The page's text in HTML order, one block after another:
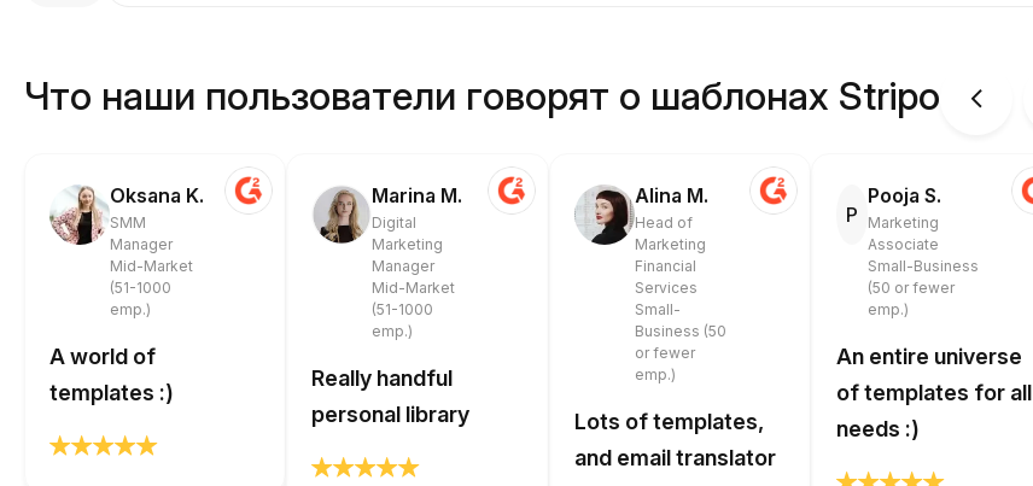
Что наши пользователи говорят о шаблонах Stripo
Oksana K.
SMM
Manager
Mid-Market
(51-1000
emp.)
A world of
templates :)
Marina M.
Digital
Marketing
Manager
Mid-Market
(51-1000
emp.)
Really handful
personal library
Alina M.
Head of
Marketing
Financial
Services
Small-
Business (50
or fewer
emp.)
Lots of templates,
and email translator
P
Pooja S.
Marketing
Associate
Small-Business
(50 or fewer
emp.)
An entire universe
of templates for all
needs :)